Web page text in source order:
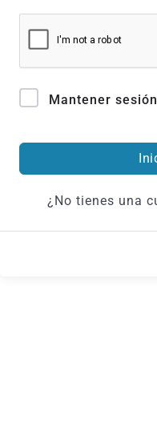
Mantener sesión
¿No tienes una